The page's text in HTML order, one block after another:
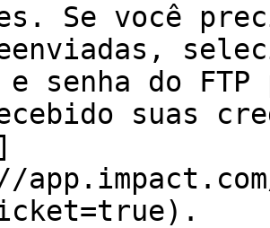
Se você
senha do
suas